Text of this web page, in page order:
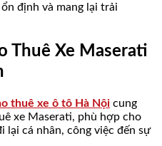
định và mang lại trải
Thuê Xe Maserati
thuê xe ô tô Hà Nội cung
xe Maserati, phù hợp cho
lại cá nhân, công việc đến sự